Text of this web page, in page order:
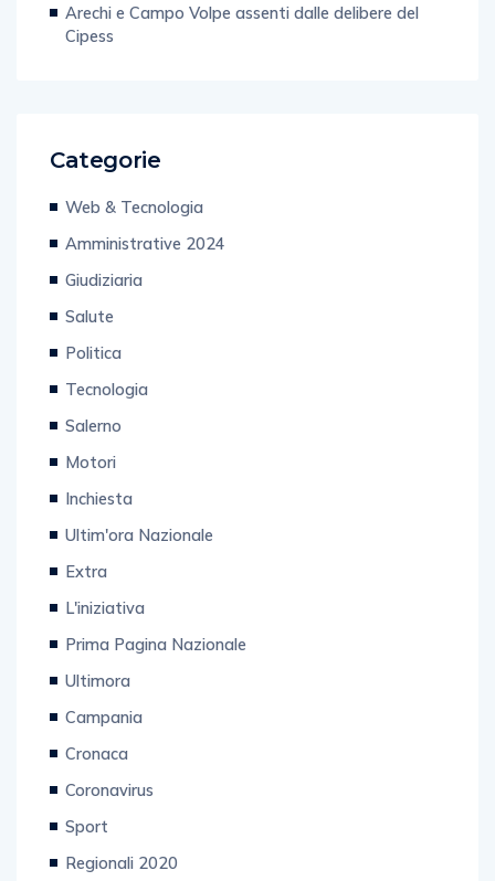
Arechi e Campo Volpe assenti dalle delibere del
Cipess
Categorie
Web & Tecnologia
Amministrative 2024
Giudiziaria
Salute
Politica
Tecnologia
Salerno
Motori
Inchiesta
Ultim'ora Nazionale
Extra
L'iniziativa
Prima Pagina Nazionale
Ultimora
Campania
Cronaca
Coronavirus
Sport
Regionali 2020